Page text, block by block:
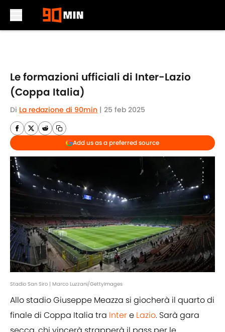
Le formazioni ufficiali di Inter-Lazio
(Coppa Italia)
Di La redazione di 90min | 25 feb 2025
Add us as a preferred source
Stadio San Siro | Marco Luzzani/GettyImages
Allo stadio Giuseppe Meazza si giocherà il quarto di
finale di Coppa Italia tra Intere Lazio. Sarà gara